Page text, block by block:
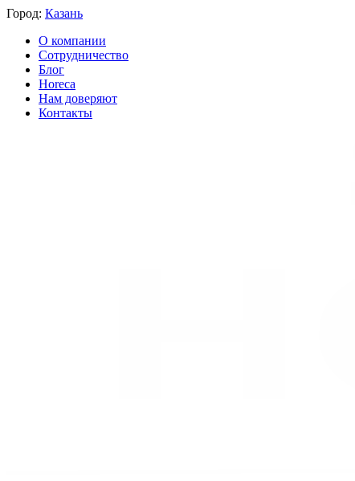
Город: Казань
О компании
Сотрудничество
Блог
Horeca
Нам доверяют
Контакты